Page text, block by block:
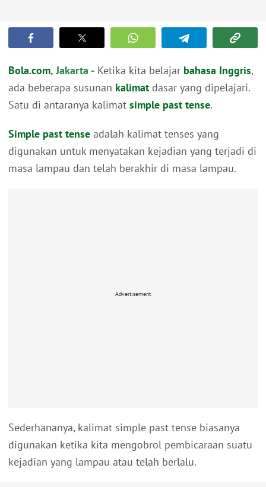
Bola.com, Jakarta - Ketika kita belajar bahasa Inggris,
ada beberapa susunan kalimat dasar yang dipelajari.
Satu di antaranya kalimat simple past tense.
Simple past tense adalah kalimat tenses yang
digunakan untuk menyatakan kejadian yang terjadi di
masa lampau dan telah berakhir di masa lampau.
Advertisement
Sederhananya, kalimat simple past tense biasanya
digunakan ketika kita mengobrol pembicaraan suatu
kejadian yang lampau atau telah berlalu.